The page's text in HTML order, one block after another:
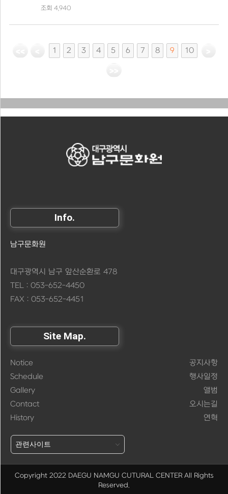
조회 4,940
1 2 3 4 5 6 7 8 9 10
Info.
남구문화원
대구광역시 남구 앞산순환로 478
TEL : 053-652-4450
FAX : 053-652-4451
Site Map.
Notice
공지사항
Schedule
행사일정
Gallery
앨범
Contact
오시는길
History
연혁
Copyright 2022 DAEGU NAMGU CUTURAL CENTER All Rights
Reserved.